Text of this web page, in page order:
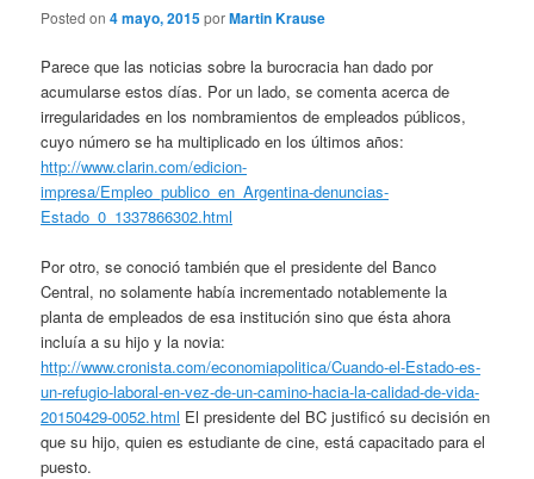
Posted on4 mayo, 2015porMartin Krause
Parece que las noticias sobre la burocracia han dado por
acumularse estos días. Por un lado, se comenta acerca de
irregularidades en los nombramientos de empleados públicos,
cuyo número se ha multiplicado en los últimos años:
http://www.clarin.com/edicion-
impresa/Empleo_publico_en_Argentina-denuncias-
Estado_0_1337866302.html
Por otro, se conoció también que el presidente del Banco
Central, no solamente había incrementado notablemente la
planta de empleados de esa institución sino que ésta ahora
incluía a su hijo y la novia:
http://www.cronista.com/economiapolitica/Cuando-el-Estado-es-
un-refugio-laboral-en-vez-de-un-camino-hacia-la-calidad-de-vida-
20150429-0052.html El presidente del BC justificó su decisión en
que su hijo, quien es estudiante de cine, está capacitado para el
puesto.